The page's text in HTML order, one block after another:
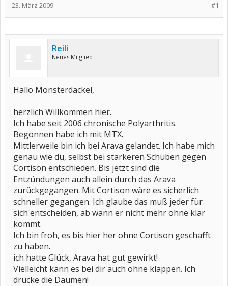
#1
23. März 2009
Reili
Neues Mitglied
Hallo Monsterdackel,
herzlich Willkommen hier.
Ich habe seit 2006 chronische Polyarthritis.
Begonnen habe ich mit MTX.
Mittlerweile bin ich bei Arava gelandet. Ich habe mich
genau wie du, selbst bei stärkeren Schüben gegen
Cortison entschieden. Bis jetzt sind die
Entzündungen auch allein durch das Arava
zurückgegangen. Mit Cortison wäre es sicherlich
schneller gegangen. Ich glaube das muß jeder für
sich entscheiden, ab wann er nicht mehr ohne klar
kommt.
Ich bin froh, es bis hier her ohne Cortison geschafft
zu haben.
ich hatte Glück, Arava hat gut gewirkt!
Vielleicht kann es bei dir auch ohne klappen. Ich
drücke die Daumen!